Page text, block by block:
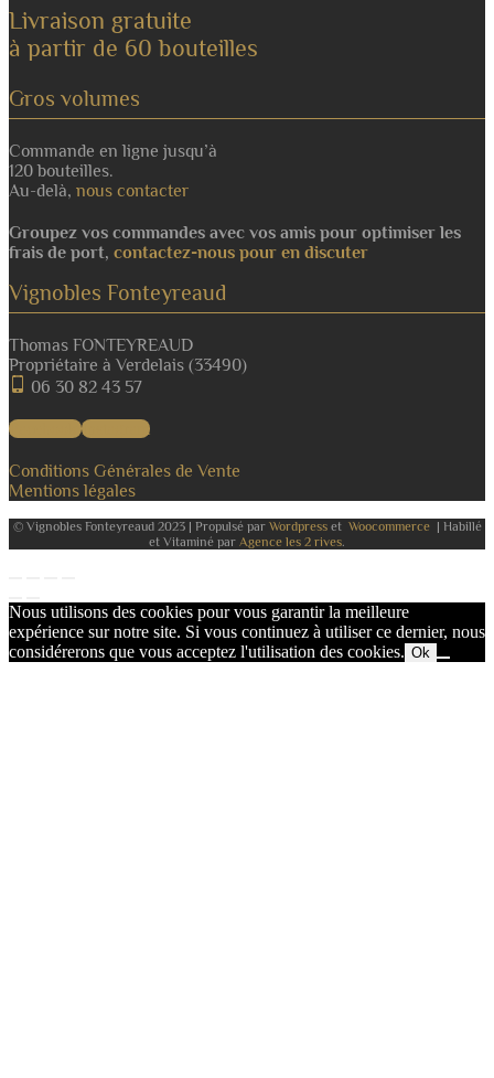
Livraison gratuite
à partir de 60 bouteilles
Gros volumes
Commande en ligne jusqu’à
120 bouteilles.
Au-delà, nous contacter
Groupez vos commandes avec vos amis pour optimiser les
frais de port, contactez-nous pour en discuter
Vignobles Fonteyreaud
Thomas FONTEYREAUD
Propriétaire à Verdelais (33490)
06 30 82 43 57
Facebook Instagram
Conditions Générales de Vente
Mentions légales
© Vignobles Fonteyreaud 2023 | Propulsé par Wordpresset Woocommerce| Habillé
et Vitaminé par Agence les 2 rives.
Nous utilisons des cookies pour vous garantir la meilleure
expérience sur notre site. Si vous continuez à utiliser ce dernier, nous
considérerons que vous acceptez l'utilisation des cookies. Ok